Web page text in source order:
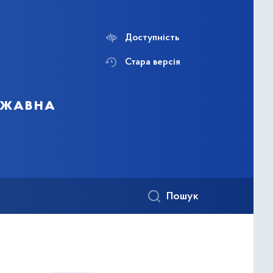
Доступність
Стара версія
Пошук